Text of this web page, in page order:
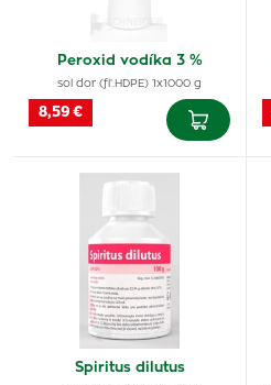
Peroxid vodíka 3 %
sol dor (fľ.HDPE) 1x1000 g
8,59 €
Spiritus dilutus